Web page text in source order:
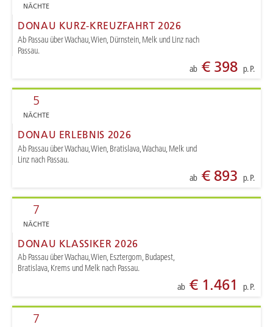
NÄCHTE
DONAU KURZ-KREUZFAHRT 2026
Ab Passau über Wachau, Wien, Dürnstein, Melk und Linz nach
Passau.
ab€ 398 p. P.
5
NÄCHTE
DONAU ERLEBNIS 2026
Ab Passau über Wachau, Wien, Bratislava, Wachau, Melk und
Linz nach Passau.
ab€ 893 p. P.
7
NÄCHTE
DONAU KLASSIKER 2026
Ab Passau über Wachau, Wien, Esztergom, Budapest,
Bratislava, Krems und Melk nach Passau.
ab€ 1.461 p. P.
7